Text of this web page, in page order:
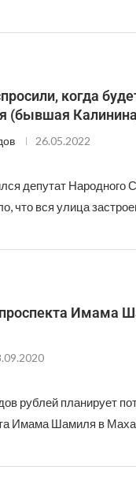
когда
(бывшая
26.05.2022
депутат Народного
что вся улица
Имама
рублей планирует
Имама Шамиля в